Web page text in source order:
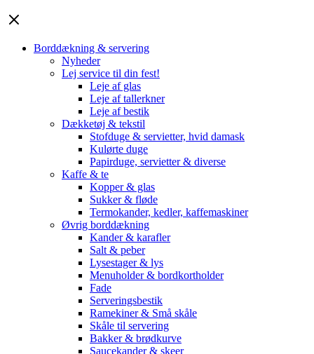
Borddækning & servering
Nyheder
Lej service til din fest!
Leje af glas
Leje af tallerkner
Leje af bestik
Dækketøj & tekstil
Stofduge & servietter, hvid damask
Kulørte duge
Papirduge, servietter & diverse
Kaffe & te
Kopper & glas
Sukker & fløde
Termokander, kedler, kaffemaskiner
Øvrig borddækning
Kander & karafler
Salt & peber
Lysestager & lys
Menuholder & bordkortholder
Fade
Serveringsbestik
Ramekiner & Små skåle
Skåle til servering
Bakker & brødkurve
Saucekander & skeer